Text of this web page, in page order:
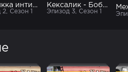
Бойликка интилиб
Сезон 1
Кексалик - Бобоёр ота
Эпизод 3, Сезон 1